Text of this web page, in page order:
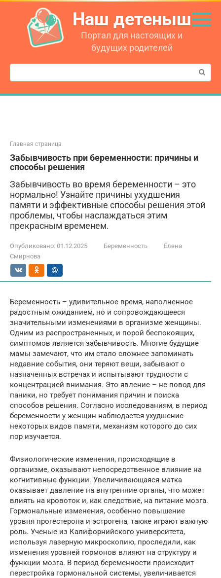
Перейти
контенту
Наш детеныш
Портал для настоящих и
будущих родителей
Поиск:
Главная страница
Забывчивость при беременности: причины и
способы решения
Забывчивость во время беременности – это
нормально! Узнайте причины ухудшения
памяти и эффективные способы решения этой
проблемы, чтобы наслаждаться этим
прекрасным временем.
Опубликовано: 01.12.2025 Беременность
Елена
Смирнова
Беременность – удивительное время, наполненное
радостным ожиданием, но и сопровождающееся
значительными изменениями в организме женщины.
Одним из распространенных, и порой беспокоящих,
симптомов является забывчивость. Многие будущие
мамы замечают, что им стало сложнее запоминать
недавние события, они теряют вещи, забывают о
назначенных встречах и испытывают трудности с
концентрацией внимания. Это явление – не повод для
паники, но требует понимания причин и поиска
способов решения. Согласно исследованиям, в период
беременности у женщин наблюдается ухудшение
некоторых видов памяти, механизм которого до сих
пор изучается.
Физиологические изменения, происходящие в
организме, оказывают непосредственное влияние на
когнитивные функции. Увеличивающаяся матка
оказывает давление на внутренние органы, что может
влиять на кровоток и, как следствие, на питание мозга.
Гормональные изменения, особенно повышение
уровня прогестерона и эстрогена, также играют важную
роль. Ученые из Калифорнийского университета,
используя лазерную микроскопию, проследили, как
изменения уровней гормонов влияют на структуру и
функции мозга. В период беременности происходит
перестройка гормональной системы, увеличивается